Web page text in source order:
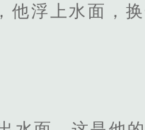
他浮上水面，